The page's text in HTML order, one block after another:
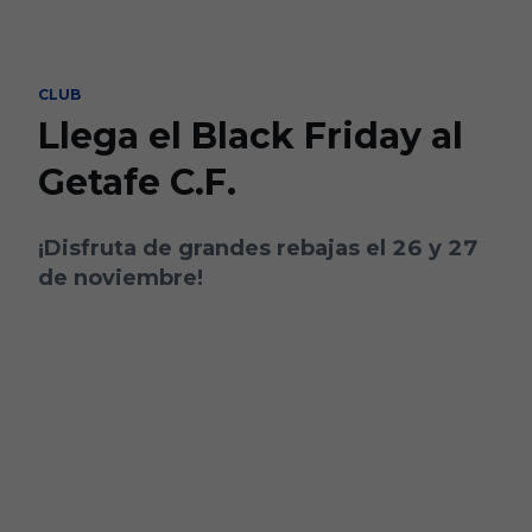
CLUB
Llega el Black Friday al
Getafe C.F.
¡Disfruta de grandes rebajas el 26 y 27
de noviembre!